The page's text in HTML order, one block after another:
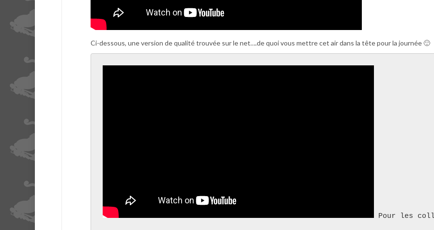
Ci-dessous, une version de qualité trouvée sur le net….de quoi vous mettre cet air dans la tête pour la journée 🙂
Pour les